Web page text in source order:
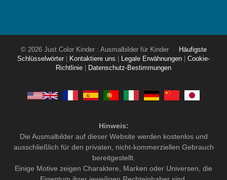
© 2026 Just Color Kinder : Ausmalbilder für Kinder
Häufigste
Schlüsselwörter
Kontaktiere uns Legale Erwähnungen
Cookie-
Richtlinie
Datenschutz-Bestimmungen
Hinweis:
Die Ausmalbilder auf dieser Website werden kostenlos und
ausschließlich für den privaten, nicht-kommerziellen Gebrauch
bereitgestellt.
Einige Motive zeigen Charaktere, Marken oder Universen, die